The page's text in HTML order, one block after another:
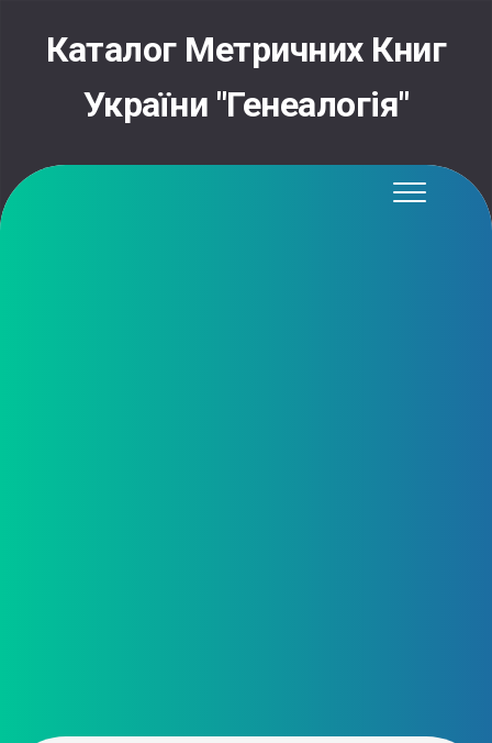
contentКаталог Метричних Книг
України "Генеалогія"